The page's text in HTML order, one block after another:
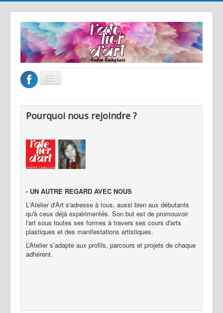
Basculer
Accueil
L'atelier d'art
Les cours
Les stages
Galerie
Tarifs & inscriptions
Evènements passés
Nous contacter
Pourquoi nous rejoindre ?
- UN AUTRE REGARD AVEC NOUS
L'Atelier d'Art s'adresse à tous, aussi bien aux débutants
qu'à ceux déjà expérimentés. Son but est de promouvoir
l'art sous toutes ses formes à travers ses cours d'arts
plastiques et des manifestations artistiques.
L’Atelier s’adapte aux profils, parcours et projets de chaque
adhérent.